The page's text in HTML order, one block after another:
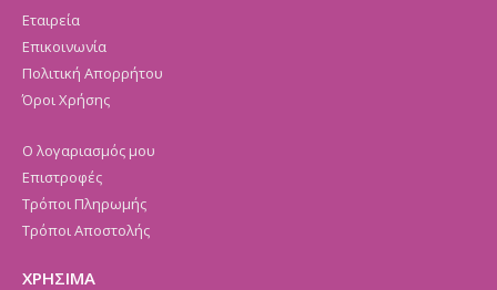
Εταιρεία
Επικοινωνία
Πολιτική Απορρήτου
Όροι Χρήσης
Ο λογαριασμός μου
Επιστροφές
Τρόποι Πληρωμής
Τρόποι Αποστολής
ΧΡΗΣΙΜΑ